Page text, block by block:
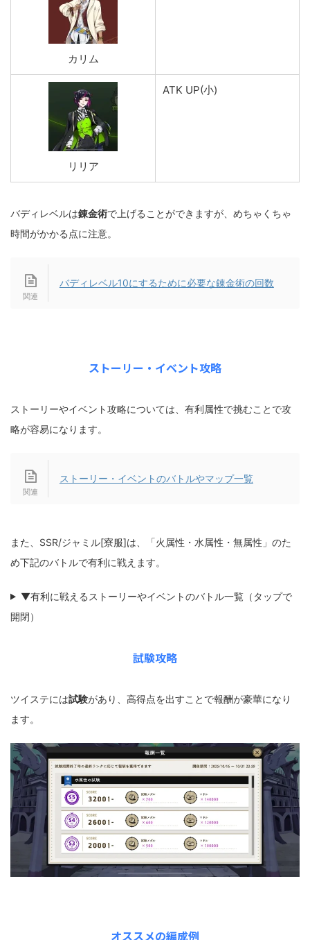
カリム
リリア
ATK UP(小)
バディレベルは錬金術で上げることができますが、めちゃくちゃ
時間がかかる点に注意。
バディレベル10にするために必要な錬金術の回数
ストーリー・イベント攻略
ストーリーやイベント攻略については、有利属性で挑むことで攻
略が容易になります。
ストーリー・イベントのバトルやマップ一覧
また、SSR/ジャミル[寮服]は、「火属性・水属性・無属性」のた
め下記のバトルで有利に戦えます。
▼有利に戦えるストーリーやイベントのバトル一覧（タップで
開閉）
試験攻略
ツイステには試験があり、高得点を出すことで報酬が豪華になり
ます。
オススメの編成例